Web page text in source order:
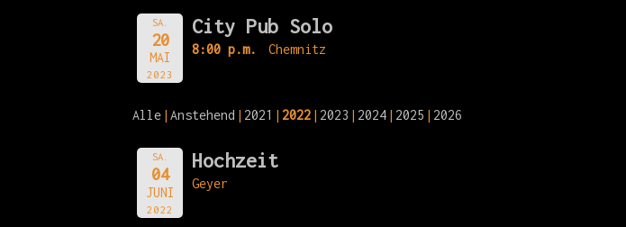
SA.
20
MAI
2023
City Pub Solo
8:00 p.m. Chemnitz
Alle Anstehend 2021 2022 2023 2024 2025 2026
SA.
04
JUNI
2022
Hochzeit
Geyer